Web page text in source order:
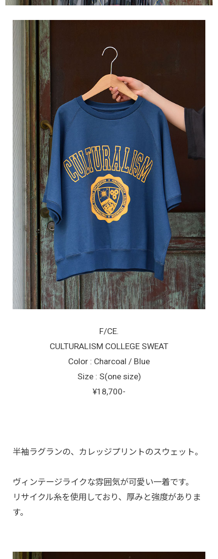
F/CE.
CULTURALISM COLLEGE SWEAT
Color : Charcoal / Blue
Size : S(one size)
¥18,700-
半袖ラグランの、カレッジプリントのスウェット。
ヴィンテージライクな雰囲気が可愛い一着です。
リサイクル糸を使用しており、厚みと強度がありま
す。